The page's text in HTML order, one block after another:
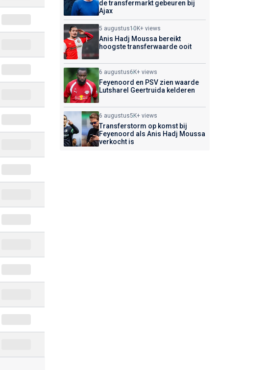
de transfermarkt gebeuren bij
Ajax
5 augustus10K+ views
Anis Hadj Moussa bereikt
hoogste transferwaarde ooit
6 augustus6K+ views
Feyenoord en PSV zien waarde
Lutsharel Geertruida kelderen
6 augustus5K+ views
Transferstorm op komst bij
Feyenoord als Anis Hadj Moussa
verkocht is